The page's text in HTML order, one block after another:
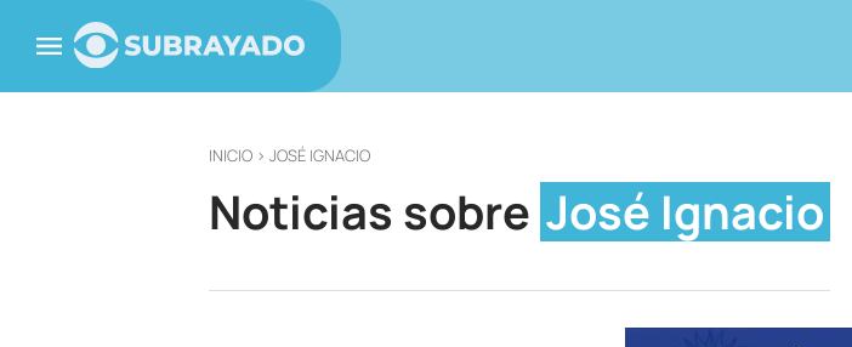
INICIO > JOSÉ IGNACIO
Noticias sobre José Ignacio